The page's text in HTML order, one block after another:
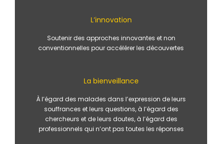
L’innovation
Soutenir des approches innovantes et non
conventionnelles pour accélérer les découvertes
La bienveillance
À l’égard des malades dans l’expression de leurs
souffrances et leurs questions, à l’égard des
chercheurs et de leurs doutes, à l’égard des
professionnels qui n’ont pas toutes les réponses